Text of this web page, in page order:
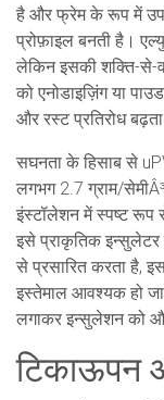
है और फ्रेम के रूप में
प्रोफ़ाइल बनती है।
लेकिन इसकी शक्ति-से-
को एनोडाइज़िंग या
और रस्ट प्रतिरोध
सघनता के हिसाब से
लगभग 2.7 ग्राम/
इंस्टॉलेशन में स्पष्ट रूप
इसे प्राकृतिक इन्सुलेटर
से प्रसारित करता है,
इस्तेमाल आवश्यक हो
लगाकर इन्सुलेशन को
टिकाऊपन